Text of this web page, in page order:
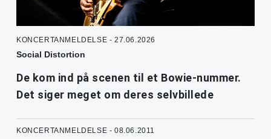
KONCERTANMELDELSE - 27.06.2026
Social Distortion
De kom ind på scenen til et Bowie-nummer.
Det siger meget om deres selvbillede
KONCERTANMELDELSE - 08.06.2011